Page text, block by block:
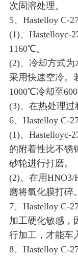
次固溶处理。
5、Hastelloy C-
(1)、Hastelloyc-
1160℃。
(2)、冷却方式为
采用快速空冷。
1000℃冷却至
(3)、在热处理过
6、Hastelloy C-
(1)、Hastelloyc-
的附着性比不锈
砂轮进行打磨。
(2)、在用
磨将氧化膜打碎。
7、Hastelloy C-
加工硬化敏感，
行加工，才能车
8、Hastelloy C-